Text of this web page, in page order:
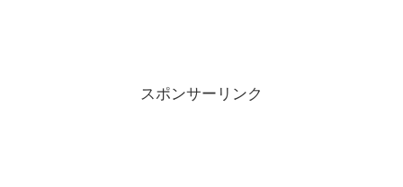
スポンサーリンク